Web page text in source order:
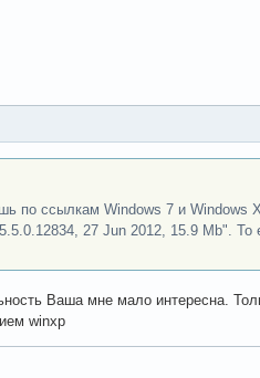
по ссылкам Windows 7 и Windows
27 Jun 2012, 15.9 Mb". То
Ваша мне мало интересна.
winxp